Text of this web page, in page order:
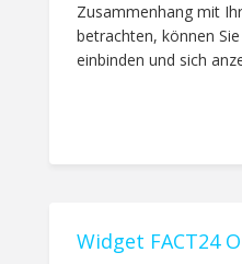
Zusammenhang mit
betrachten, können
einbinden und sich
Widget FACT24